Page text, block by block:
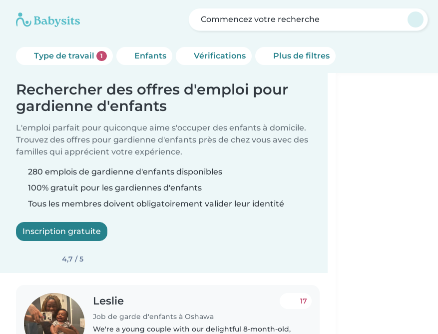
Commencez votre recherche
Type de travail 1 Enfants Vérifications Plus de filtres
Rechercher des offres d'emploi pour
gardienne d'enfants
L'emploi parfait pour quiconque aime s'occuper des enfants à domicile.
Trouvez des offres pour gardienne d'enfants près de chez vous avec des
familles qui apprécient votre expérience.
280 emplois de gardienne d'enfants disponibles
100% gratuit pour les gardiennes d'enfants
Tous les membres doivent obligatoirement valider leur identité
Inscription gratuite
4,7 / 5
Leslie
Job de garde d'enfants à Oshawa
17
We're a young couple with our delightful 8-month-old,